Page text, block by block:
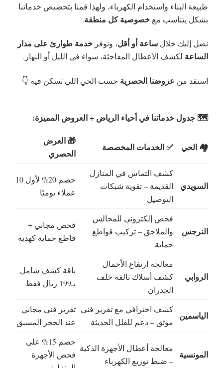
طبيعة البناء واستخدام الكهرباء، ولهذا قمنا بتخصيص خدماتنا
بشكل يتناسب مع خصوصية كل منطقة.
نصل إليك خلال ساعة أو أقل، ونوفر خدمة طوارئ على مدار
الساعة لكشف الأعطال المفاجئة، سواء في الليل أو النهار.
استفد من عروضنا الحصرية حسب الحي اللي تسكن فيه 👇
🗺️ جدول خدماتنا في أحياء الرياض + العروض المميزة:
🏘️ الحي ✅ الخدمات المخصصة
🎁 العرض
الحصري
السويدي
كشف التماس في المنازل
القديمة – تقوية شبكات
التوصيل
خصم 20% لأول 10
عملاء يوميًا
النرجس
فحص إلكتروني للمجالس
والملاحق – تركيب قواطع
حماية
فحص مجاني +
قاطع حماية كهدية
الروابي
معالجة ارتفاع الأحمال –
كشف أسلاك تالفة خلف
الجدران
باقة كشف شامل
بـ199 ريال فقط
الياسمين
كشف احترافي مع تقرير فني
موثق – دعم للفلل الحديثة
تقرير فني مجاني
عند الحجز المسبق
المونسية
معالجة أعطال الأجهزة الذكية
– ضبط توزيع الكهرباء
خصم 15% على
فحص الأجهزة